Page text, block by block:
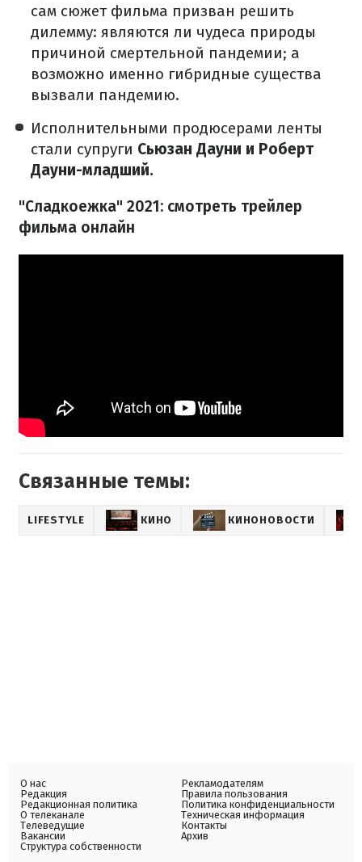
сам сюжет фильма призван решить
дилемму: являются ли чудеса природы
причиной смертельной пандемии; а
возможно именно гибридные существа
вызвали пандемию.
Исполнительными продюсерами ленты
стали супруги Сьюзан Дауни и Роберт
Дауни-младший.
"Сладкоежка" 2021: смотреть трейлер
фильма онлайн
Связанные темы:
LIFESTYLE КИНО КИНОНОВОСТИ
О нас
Редакция
Редакционная политика
О телеканале
Телеведущие
Вакансии
Структура собственности
Рекламодателям
Правила пользования
Политика конфиденциальности
Техническая информация
Контакты
Архив